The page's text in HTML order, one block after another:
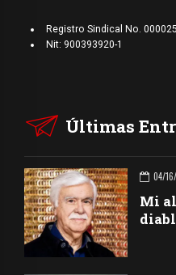
Registro Sindical No.
Nit: 900393920-1
Últimas
04/
Mi